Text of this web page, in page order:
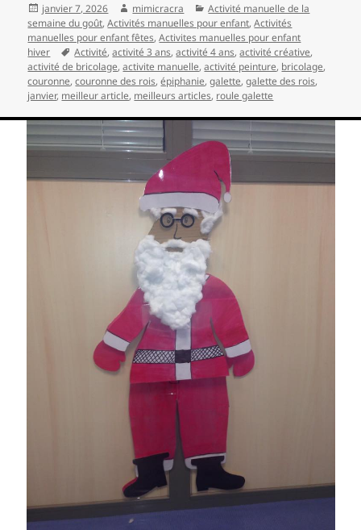
Publié
le
janvier 7, 2026 Auteur
mimicracra Catégories
Activité manuelle de la
semaine du goût,Activités manuelles pour enfant,Activités
manuelles pour enfant fêtes,Activites manuelles pour enfant
hiver
Mots-
clés
Activité,activité 3 ans,activité 4 ans,activité créative,
activité de bricolage,activite manuelle,activité peinture, bricolage,
couronne,couronne des rois,épiphanie,galette,galette des rois,
janvier, meilleur article, meilleurs articles, roule galette